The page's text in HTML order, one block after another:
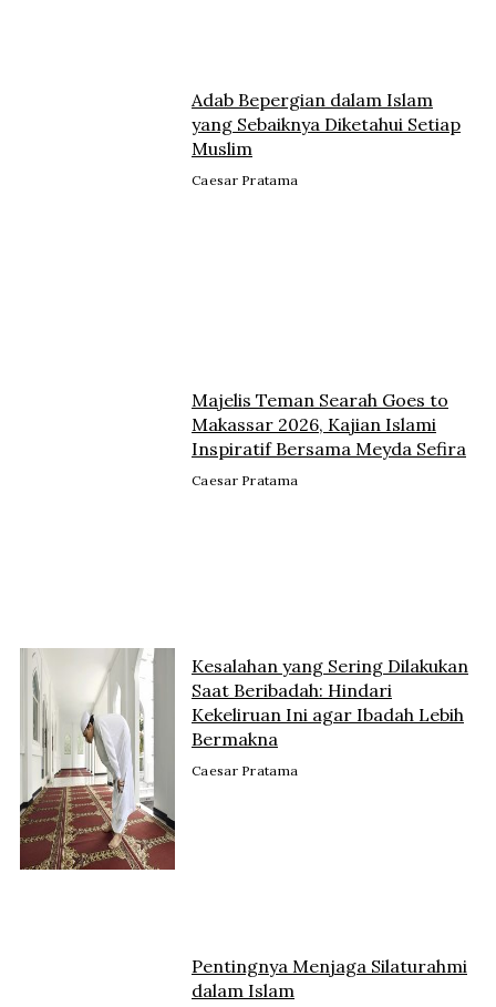
Adab Bepergian dalam Islam
yang Sebaiknya Diketahui Setiap
Muslim
Caesar Pratama
Majelis Teman Searah Goes to
Makassar 2026, Kajian Islami
Inspiratif Bersama Meyda Sefira
Caesar Pratama
Kesalahan yang Sering Dilakukan
Saat Beribadah: Hindari
Kekeliruan Ini agar Ibadah Lebih
Bermakna
Caesar Pratama
Pentingnya Menjaga Silaturahmi
dalam Islam